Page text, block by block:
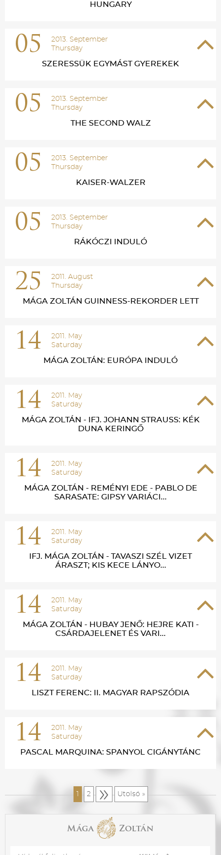
HUNGARY
05
2013. September
Thursday
SZERESSÜK EGYMÁST GYEREKEK
05
2013. September
Thursday
THE SECOND WALZ
05
2013. September
Thursday
KAISER-WALZER
05
2013. September
Thursday
RÁKÓCZI INDULÓ
25
2011. August
Thursday
MÁGA ZOLTÁN GUINNESS-REKORDER LETT
14
2011. May
Saturday
MÁGA ZOLTÁN: EURÓPA INDULÓ
14
2011. May
Saturday
MÁGA ZOLTÁN - IFJ. JOHANN STRAUSS: KÉK
DUNA KERINGŐ
14
2011. May
Saturday
MÁGA ZOLTÁN - REMÉNYI EDE - PABLO DE
SARASATE: GIPSY VARIÁCI...
14
2011. May
Saturday
IFJ. MÁGA ZOLTÁN - TAVASZI SZÉL VIZET
ÁRASZT; KIS KECE LÁNYO...
14
2011. May
Saturday
MÁGA ZOLTÁN - HUBAY JENŐ: HEJRE KATI -
CSÁRDAJELENET ÉS VARI...
14
2011. May
Saturday
LISZT FERENC: II. MAGYAR RAPSZÓDIA
14
2011. May
Saturday
PASCAL MARQUINA: SPANYOL CIGÁNYTÁNC
2 » Utolsó »